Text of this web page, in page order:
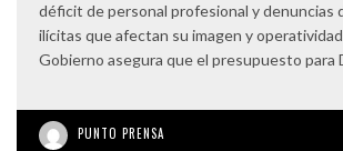
déficit de personal profesional y denuncias
ilícitas que afectan su imagen y
Gobierno asegura que el presupuesto para
PUNTO PRENSA